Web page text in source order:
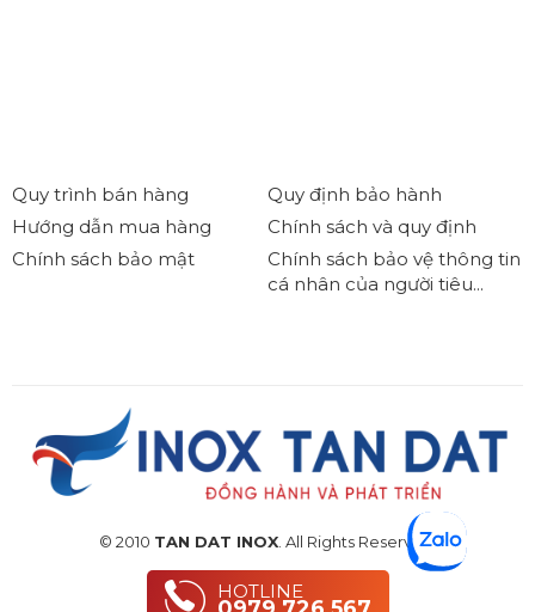
HOTLINE
Quy trình bán hàng
Hướng dẫn mua hàng
Chính sách bảo mật
Quy định bảo hành
Chính sách và quy định
Chính sách bảo vệ thông tin
cá nhân của người tiêu...
© 2010 TAN DAT INOX. All Rights Reserved.